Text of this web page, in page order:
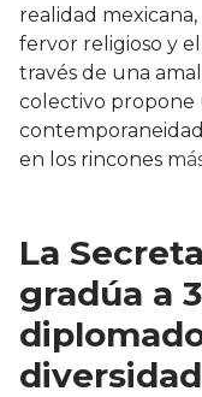
realidad
fervor religioso y
través de una
colectivo propone
en los rincones
La
gradúa a